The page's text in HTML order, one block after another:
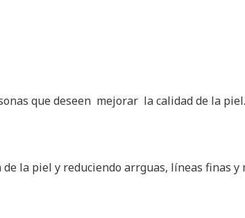
que deseen mejorar la calidad de la piel.
la piel y reduciendo arrguas, líneas finas y